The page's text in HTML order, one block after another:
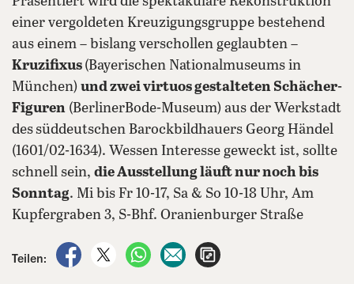
einer vergoldeten Kreuzigungsgruppe bestehend
aus einem – bislang verschollen geglaubten –
Kruzifixus (Bayerischen Nationalmuseums in
München) und zwei virtuos gestalteten Schächer-
Figuren (BerlinerBode-Museum) aus der Werkstadt
dessüddeutschen Barockbildhauers Georg Händel
(1601/02-1634). Wessen Interesse geweckt ist, sollte
schnell sein, die Ausstellung läuft nur noch bis
Sonntag. Mi bis Fr 10-17, Sa & So 10-18 Uhr, Am
Kupfergraben 3, S-Bhf. Oranienburger Straße
Teilen:
auf Facebook teilen
auf X teilenper WhatsApp teilen
per E-Mail teilen